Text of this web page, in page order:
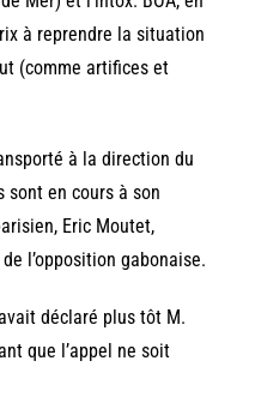
à reprendre la situation
(comme artifices et
à la direction du
sont en cours à son
Eric Moutet,
l’opposition gabonaise.
déclaré plus tôt M.
que l’appel ne soit